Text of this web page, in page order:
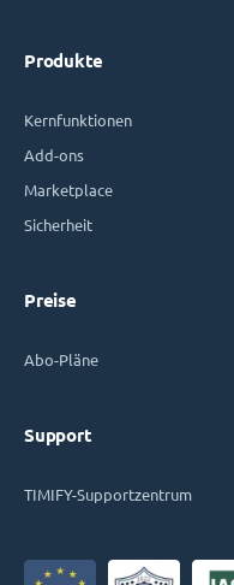
Produkte
Kernfunktionen
Add-ons
Marketplace
Sicherheit
Preise
Abo-Pläne
Support
TIMIFY-Supportzentrum